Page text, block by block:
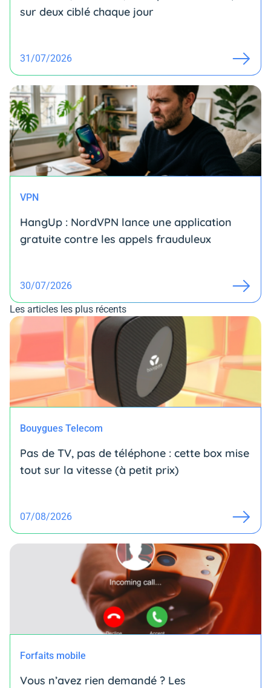
sur deux ciblé chaque jour
31/07/2026
VPN
HangUp : NordVPN lance une application
gratuite contre les appels frauduleux
30/07/2026
Les articles les plus récents
Bouygues Telecom
Pas de TV, pas de téléphone : cette box mise
tout sur la vitesse (à petit prix)
07/08/2026
Forfaits mobile
Vous n’avez rien demandé ? Les